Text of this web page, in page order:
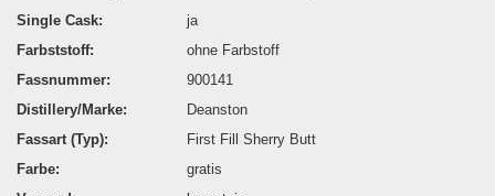
Single Cask:
ja
Farbststoff:
ohne Farbstoff
Fassnummer:
900141
Distillery/Marke:
Deanston
Fassart (Typ):
First Fill Sherry Butt
Farbe:
gratis